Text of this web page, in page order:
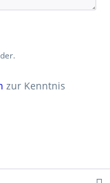
zur Kenntnis